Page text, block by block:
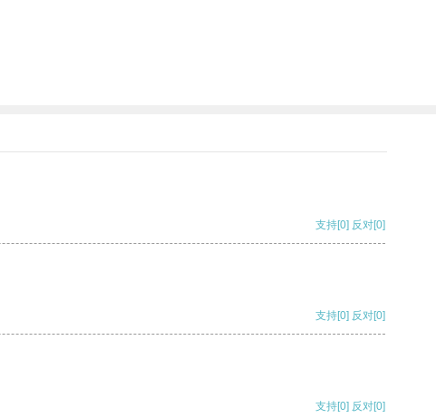
支持[0] 反对[0]
支持[0] 反对[0]
支持[0] 反对[0]